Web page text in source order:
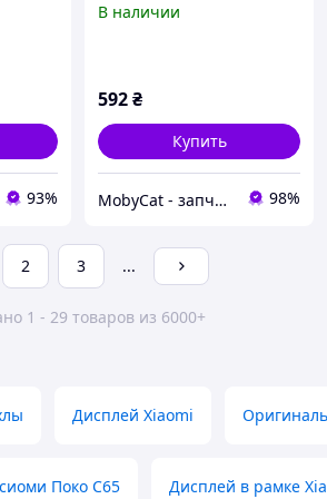
93%
+ тачскрин (оригинал
В наличии
592₴
Купить
MobyCat - запчасти для мобильных телефонов и планшетов 98%
2 3 ...
1 - 29 товаров из 6000+
Дисплей Xiaomi
Поко С65 Дисплей в рамке